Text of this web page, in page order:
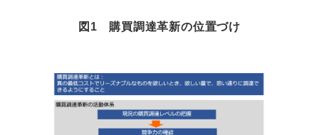
図1 購買調達革新の位置づけ